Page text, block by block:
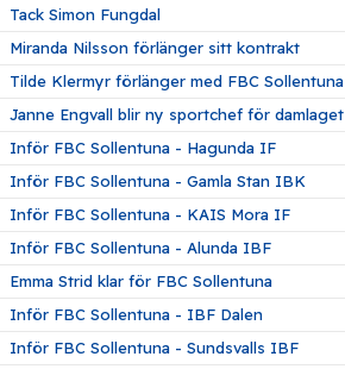
Tack Simon Fungdal
Miranda Nilsson förlänger sitt kontrakt
Tilde Klermyr förlänger med FBC Sollentuna
Janne Engvall blir ny sportchef för damlaget
Inför FBC Sollentuna - Hagunda IF
Inför FBC Sollentuna - Gamla Stan IBK
Inför FBC Sollentuna - KAIS Mora IF
Inför FBC Sollentuna - Alunda IBF
Emma Strid klar för FBC Sollentuna
Inför FBC Sollentuna - IBF Dalen
Inför FBC Sollentuna - Sundsvalls IBF